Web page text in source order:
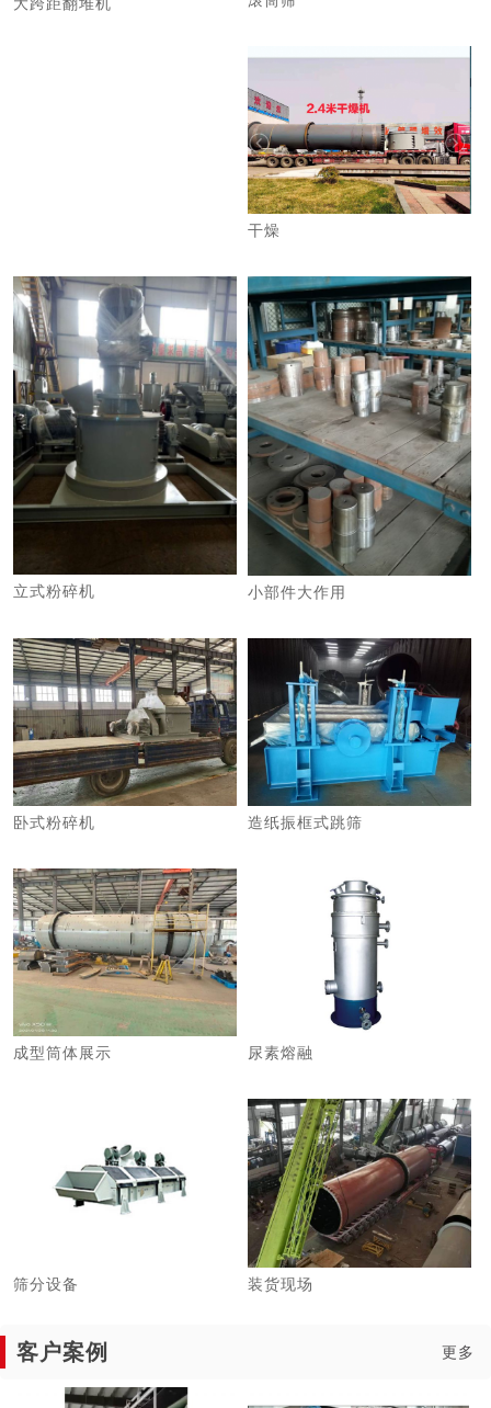
大跨距翻堆机
干燥
立式粉碎机 小部件大作用
卧式粉碎机 造纸振框式跳筛
成型筒体展示 尿素熔融
筛分设备 装货现场
客户案例 更多